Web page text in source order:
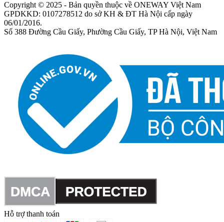
Copyright © 2025 - Bản quyền thuộc về ONEWAY Việt Nam
GPDKKD: 0107278512 do sở KH & ĐT Hà Nội cấp ngày
06/01/2016.
Số 388 Đường Cầu Giấy, Phường Cầu Giấy, TP Hà Nội, Việt Nam
Hỗ trợ thanh toán